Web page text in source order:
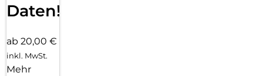
Daten!
ab 20,00 €
inkl. MwSt.
Mehr